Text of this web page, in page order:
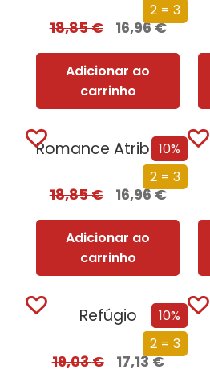
2 = 3
18,85€ 16,96€
Adicionar ao
carrinho
10%
2 = 3
Romance Atribulado
18,85€ 16,96€
Adicionar ao
carrinho
10%
2 = 3
Refúgio
19,03€ 17,13€